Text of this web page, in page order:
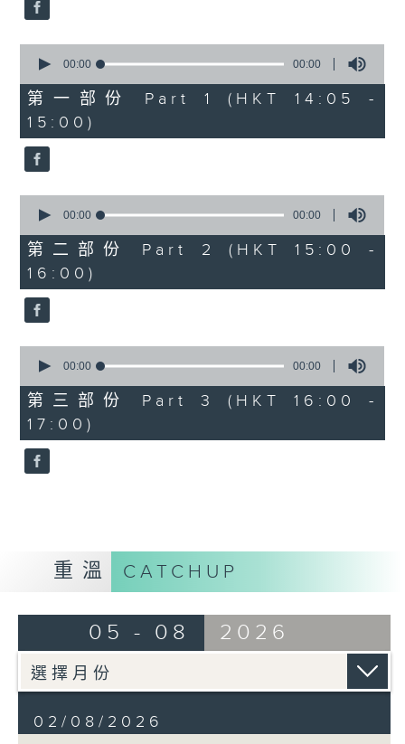
Ambrosian Opera Chorus / English
Bonynge (conductor)
多尼采蒂
《愛情靈
藥》
140’
奈莫利諾：巴筏諾堤（男高音）
杜卡馬拉：馬勒斯（男低音）
珍內塔：卡素拉（女高音）
亞布斯安歌劇合唱團 / 英國室樂團 / 邦
Gaetano Donizetti’s L’elisir
d’amore, first performed in
1832, is one of the most
charming and beloved works in
with light-hearted humour, the
opera tells a simple yet
touching story of love,
innocence, and self-discovery,
and continues to delight
audiences with its warmth and
seconds
0
seconds
00:00 00:00
第一部份 Part 1 (HKT 14:05 -
15:00)
seconds
0
seconds
00:00 00:00
第二部份 Part 2 (HKT 15:00 -
16:00)
seconds
0
seconds
00:00 00:00
第三部份 Part 3 (HKT 16:00 -
17:00)
重溫 CATCHUP
05 - 08 2026
02/08/2026